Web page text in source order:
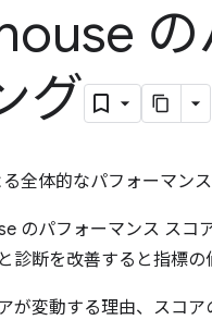
グ
全体的なパフォーマン
のパフォーマンス スコア
診断を改善すると指標
が変動する理由、スコ